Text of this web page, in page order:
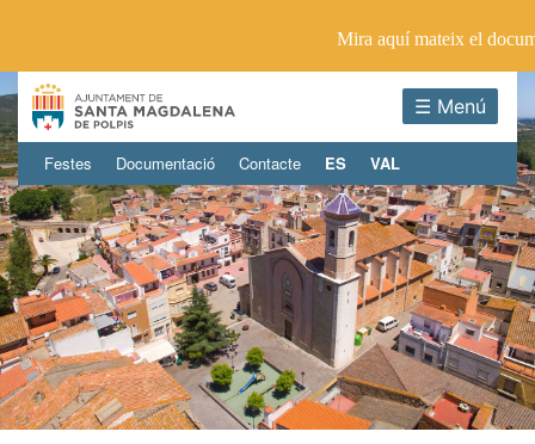
☰ Menú
Festes Documentació Contacte ES VAL
Mira aquí mateix el